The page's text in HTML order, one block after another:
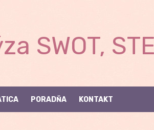
SWOT,
PORADŇA KONTAKT